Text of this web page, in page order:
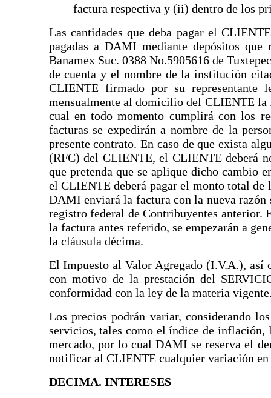
factura respectiva y (ii) dentro de los
Las cantidades que deba pagar el
pagadas a DAMI mediante depósitos
Banamex Suc. 0388 No.5905616 de
de cuenta y el nombre de la institución
CLIENTE firmado por su
mensualmente al domicilio del CLIENTE la
cual en todo momento cumplirá con los
facturas se expedirán a nombre de la
presente contrato. En caso de que exista
(RFC) del CLIENTE, el CLIENTE deberá
que pretenda que se aplique dicho cambio
el CLIENTE deberá pagar el monto total
DAMI enviará la factura con la nueva
registro federal de Contribuyentes anterior.
la factura antes referido, se empezarán a
la cláusula décima.
El Impuesto al Valor Agregado (I.V.A.), así
con motivo de la prestación del
conformidad con la ley de la materia
Los precios podrán variar, considerando
servicios, tales como el índice de inflación,
mercado, por lo cual DAMI se reserva el
notificar al CLIENTE cualquier variación
DECIMA. INTERESES